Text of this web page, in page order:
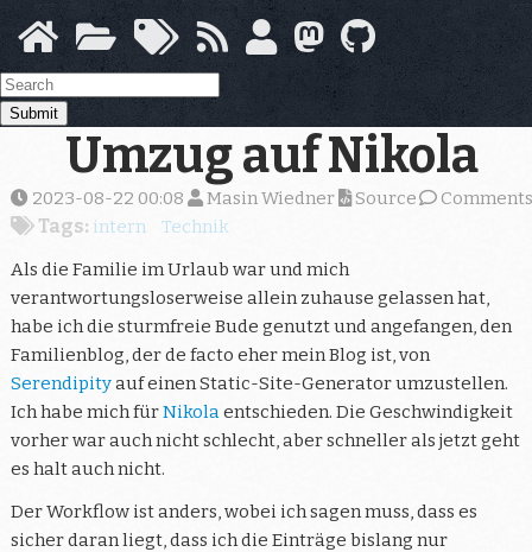
main
content
Submit
Umzug auf Nikola
2023-08-22 00:08 Masin Wiedner Comments
Source
Tags: intern
Technik
Als die Familie im Urlaub war und mich
verantwortungsloserweise allein zuhause gelassen hat,
habe ich die sturmfreie Bude genutzt und angefangen, den
Familienblog, der de facto eher mein Blog ist, von
Serendipityauf einen Static-Site-Generator umzustellen.
Ich habe mich fürNikolaentschieden. Die Geschwindigkeit
vorher war auch nicht schlecht, aber schneller als jetzt geht
es halt auch nicht.
Der Workflow ist anders, wobei ich sagen muss, dass es
sicher daran liegt, dass ich die Einträge bislang nur